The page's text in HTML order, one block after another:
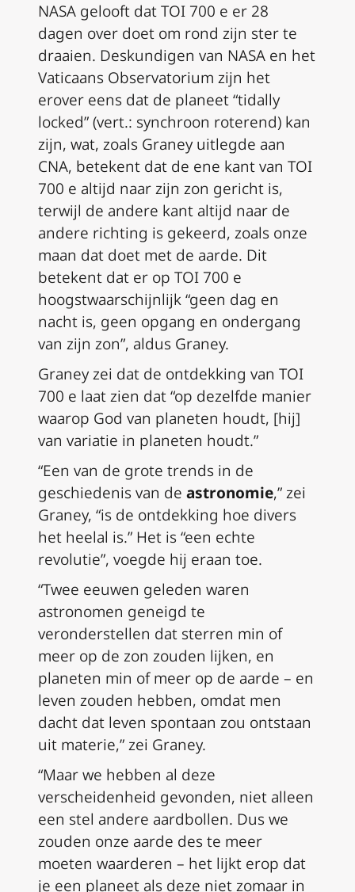
NASA gelooft dat TOI 700 e er 28
dagen over doet om rond zijn ster te
draaien. Deskundigen van NASA en het
Vaticaans Observatorium zijn het
erover eens dat de planeet “tidally
locked” (vert.: synchroon roterend) kan
zijn, wat, zoals Graney uitlegde aan
CNA, betekent dat de ene kant van TOI
700 e altijd naar zijn zon gericht is,
terwijl de andere kant altijd naar de
andere richting is gekeerd, zoals onze
maan dat doet met de aarde. Dit
betekent dat er op TOI 700 e
hoogstwaarschijnlijk “geen dag en
nacht is, geen opgang en ondergang
van zijn zon”, aldus Graney.
Graney zei dat de ontdekking van TOI
700 e laat zien dat “op dezelfde manier
waarop God van planeten houdt, [hij]
van variatie in planeten houdt.”
“Een van de grote trends in de
geschiedenis van de astronomie,” zei
Graney, “is de ontdekking hoe divers
het heelal is.” Het is “een echte
revolutie”, voegde hij eraan toe.
“Twee eeuwen geleden waren
astronomen geneigd te
veronderstellen dat sterren min of
meer op de zon zouden lijken, en
planeten min of meer op de aarde – en
leven zouden hebben, omdat men
dacht dat leven spontaan zou ontstaan
uit materie,” zei Graney.
“Maar we hebben al deze
verscheidenheid gevonden, niet alleen
een stel andere aardbollen. Dus we
zouden onze aarde des te meer
moeten waarderen – het lijkt erop dat
je een planeet als deze niet zomaar in